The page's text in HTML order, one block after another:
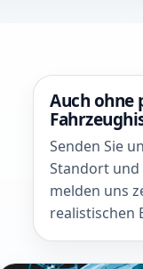
Auch ohne
Senden Sie
Standort und
melden uns
realistischen